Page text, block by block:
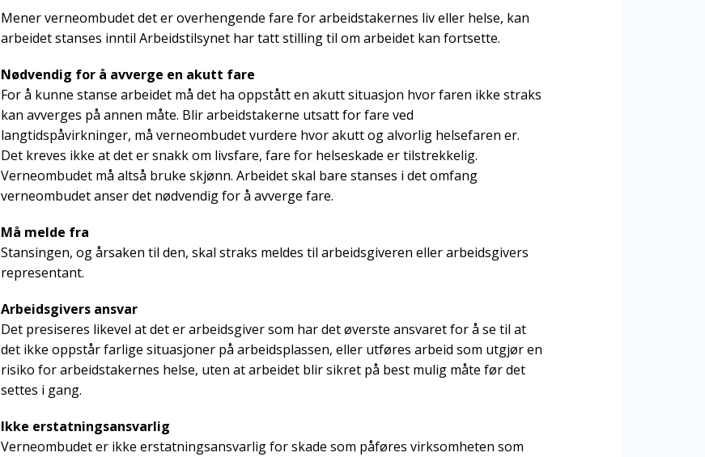
Mener verneombudet det er overhengende fare for arbeidstakernes liv eller helse, kan
arbeidet stanses inntil Arbeidstilsynet har tatt stilling til om arbeidet kan fortsette.
Nødvendig for å avverge en akutt fare
For å kunne stanse arbeidet må det ha oppstått en akutt situasjon hvor faren ikke straks
kan avverges på annen måte. Blir arbeidstakerne utsatt for fare ved
langtidspåvirkninger, må verneombudet vurdere hvor akutt og alvorlig helsefaren er.
Det kreves ikke at det er snakk om livsfare, fare for helseskade er tilstrekkelig.
Verneombudet må altså bruke skjønn. Arbeidet skal bare stanses i det omfang
verneombudet anser det nødvendig for å avverge fare.
Må melde fra
Stansingen, og årsaken til den, skal straks meldes til arbeidsgiveren eller arbeidsgivers
representant.
Arbeidsgivers ansvar
Det presiseres likevel at det er arbeidsgiver som har det øverste ansvaret for å se til at
det ikke oppstår farlige situasjoner på arbeidsplassen, eller utføres arbeid som utgjør en
risiko for arbeidstakernes helse, uten at arbeidet blir sikret på best mulig måte før det
settes i gang.
Ikke erstatningsansvarlig
Verneombudet er ikke erstatningsansvarlig for skade som påføres virksomheten som